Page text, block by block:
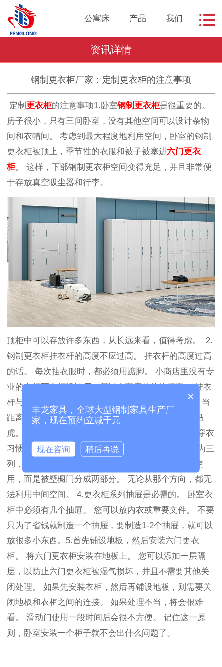
公寓床 产品 我们
资讯详情
钢制更衣柜厂家：定制更衣柜的注意事项
定制 更衣柜的注意事项1.卧室钢制更衣柜是很重要的。
房子很小，只有三间卧室，没有其他空间可以设计杂物
间和衣帽间。 考虑到最大程度地利用空间，卧室的钢制
更衣柜被顶上，季节性的衣服和被子被塞进六门更衣
柜。 这样，下部钢制更衣柜空间变得充足，并且非常便
于存放真空吸尘器和行李。
顶柜中可以存放许多东西，从长远来看，值得考虑。 2.
钢制更衣柜挂衣杆的高度不应过高。 挂衣杆的高度过高
的话。 每次挂衣服时，都必须用踮脚。 小商店里没有专
业的六门更衣柜设计师，所以小商店的价格便宜， 挂衣
杆与上板之间的最佳距离是5厘米。 放衣架太短了。 当
距离较长时，会浪费空间。 3.钢制更衣柜设计不应马
虎。 衣柜的内部必须精心设计。 您可以根据自己的穿衣
习惯进行选择。 不要忽略此链接。 衣柜的内部设计为三
列，两个滑动门。 结果，壁橱中间的空间不能直接使
用，而是被壁橱门分成两部分。 无论从那个方向，都无
法利用中间空间。 4.更衣柜系列抽屉是必需的。 卧室衣
柜中必须有几个抽屉。 您可以放内衣或重要文件。 不要
只为了省钱就制造一个抽屉，要制造1-2个抽屉，就可以
放很多小东西。5.首先铺设地板，然后安装六门更衣
柜。 将六门更衣柜安装在地板上。 您可以添加一层隔
层，以防止六门更衣柜被湿气损坏，并且不需要其他关
闭处理。 如果先安装衣柜，然后再铺设地板，则需要关
闭地板和衣柜之间的连接。 如果处理不当，将会很难
看。 滑动门使用一段时间后会很不方便。 记住这一原
则，卧室安装一个柜子就不会出什么问题了。
×
丰龙家具，全球大型钢制家具生产厂
家，现在预约立减千元
现在咨询 稍后再说